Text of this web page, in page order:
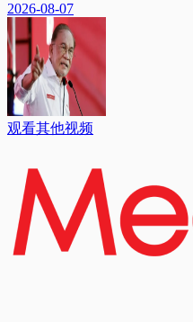
2026-08-07
观看其他视频